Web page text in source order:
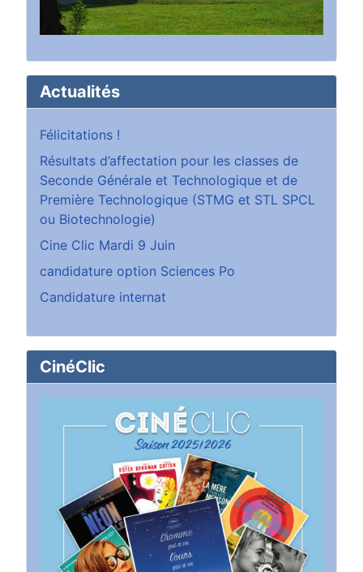
Actualités
Félicitations !
Résultats d’affectation pour les classes de
Seconde Générale et Technologique et de
Première Technologique (STMG et STL SPCL
ou Biotechnologie)
Cine Clic Mardi 9 Juin
candidature option Sciences Po
Candidature internat
CinéClic